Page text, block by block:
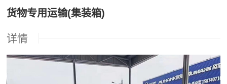
货物专用运输(集装箱)
详情